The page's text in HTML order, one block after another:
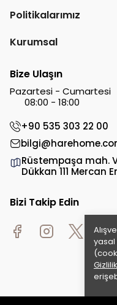
Politikalarımız
Kurumsal
Bize Ulaşın
Pazartesi - Cumartesi
08:00 - 18:00
+90 535 303 22 00
Rüstempaşa mah.
Dükkan 111 Mercan
Bizi Takip Edin